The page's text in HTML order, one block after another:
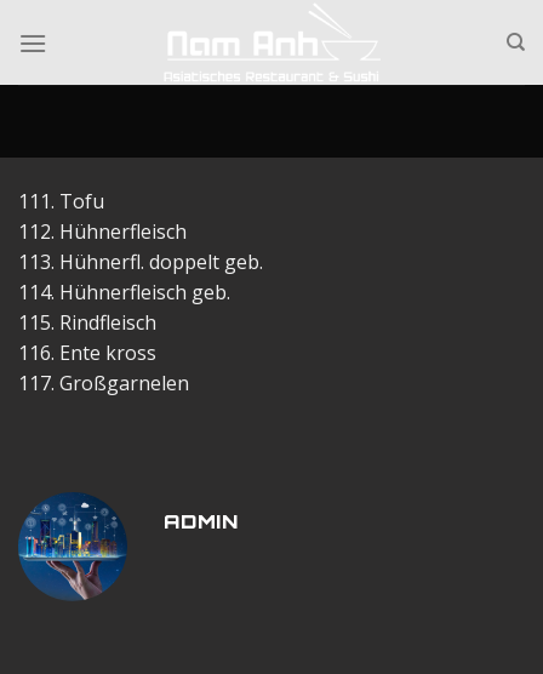
111. Tofu
112. Hühnerfleisch
113. Hühnerfl. doppelt geb.
114. Hühnerfleisch geb.
115. Rindfleisch
116. Ente kross
117. Großgarnelen
ADMIN